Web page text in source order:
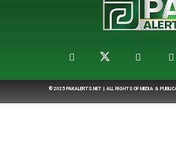
© 2025 PAKALERTS.NET| ALL RIGHTS OF MEDIA &